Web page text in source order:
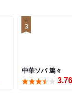
3
中華ソバ 篤々
3.76